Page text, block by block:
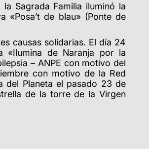
Sagrada Familia iluminó la
«Posa’t de blau» (Ponte de
causas solidarias. El día 24
«Ilumina de Naranja por la
– ANPE con motivo del
con motivo de la Red
del Planeta el pasado 23 de
de la torre de la Virgen